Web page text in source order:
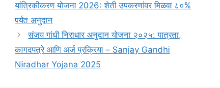
यांत्रिकीकरण योजना 2026: शेती उपकरणांवर मिळवा ८०%
पर्यंत अनुदान
संजय गांधी निराधार अनुदान योजना २०२५: पात्रता,
कागदपत्रे आणि अर्ज प्रक्रिया – Sanjay Gandhi
Niradhar Yojana 2025